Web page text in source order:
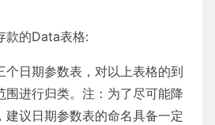
款的Data表格:
个日期参数表，对以上表格的到
围进行归类。注：为了尽可能降
建议日期参数表的命名具备一定